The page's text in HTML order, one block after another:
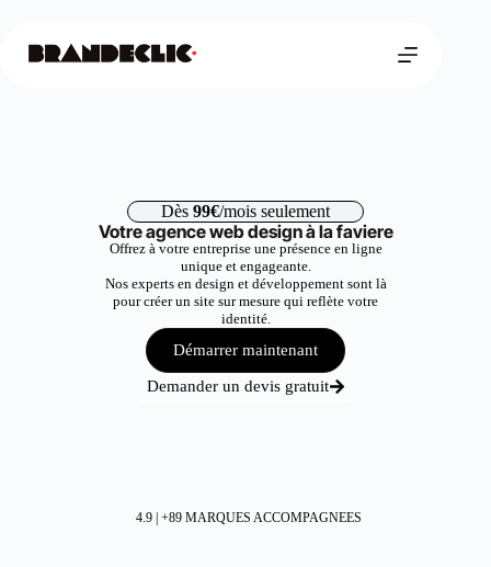
Dès 99€/mois seulement
Votre agence web design à la faviere
Offrez à votre entreprise une présence en ligne
unique et engageante.
Nos experts en design et développement sont là
pour créer un site sur mesure qui reflète votre
identité.
Démarrer maintenant
Demander un devis gratuit
4.9 | +89 MARQUES ACCOMPAGNEES